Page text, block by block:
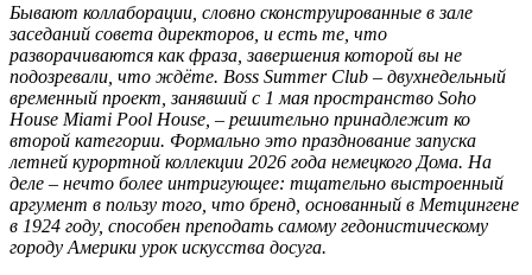
Бывают коллаборации, словно сконструированные в зале
заседаний совета директоров, и есть те, что
разворачиваются как фраза, завершения которой вы не
подозревали, что ждёте. Boss Summer Club – двухнедельный
временный проект, занявший с 1 мая пространство Soho
House Miami Pool House, – решительно принадлежит ко
второй категории. Формально это празднование запуска
летней курортной коллекции 2026 года немецкого Дома. На
деле – нечто более интригующее: тщательно выстроенный
аргумент в пользу того, что бренд, основанный в Метцингене
в 1924 году, способен преподать самому гедонистическому
городу Америки урок искусства досуга.